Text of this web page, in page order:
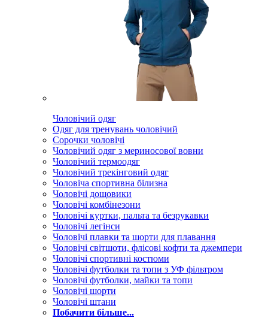
Чоловічий одяг
Одяг для тренувань чоловічий
Сорочки чоловічі
Чоловічий одяг з мериносової вовни
Чоловічий термоодяг
Чоловічий трекінговий одяг
Чоловіча спортивна білизна
Чоловічі дощовики
Чоловічі комбінезони
Чоловічі куртки, пальта та безрукавки
Чоловічі легінси
Чоловічі плавки та шорти для плавання
Чоловічі світшоти, флісові кофти та джемпери
Чоловічі спортивні костюми
Чоловічі футболки та топи з УФ фільтром
Чоловічі футболки, майки та топи
Чоловічі шорти
Чоловічі штани
Побачити більше...